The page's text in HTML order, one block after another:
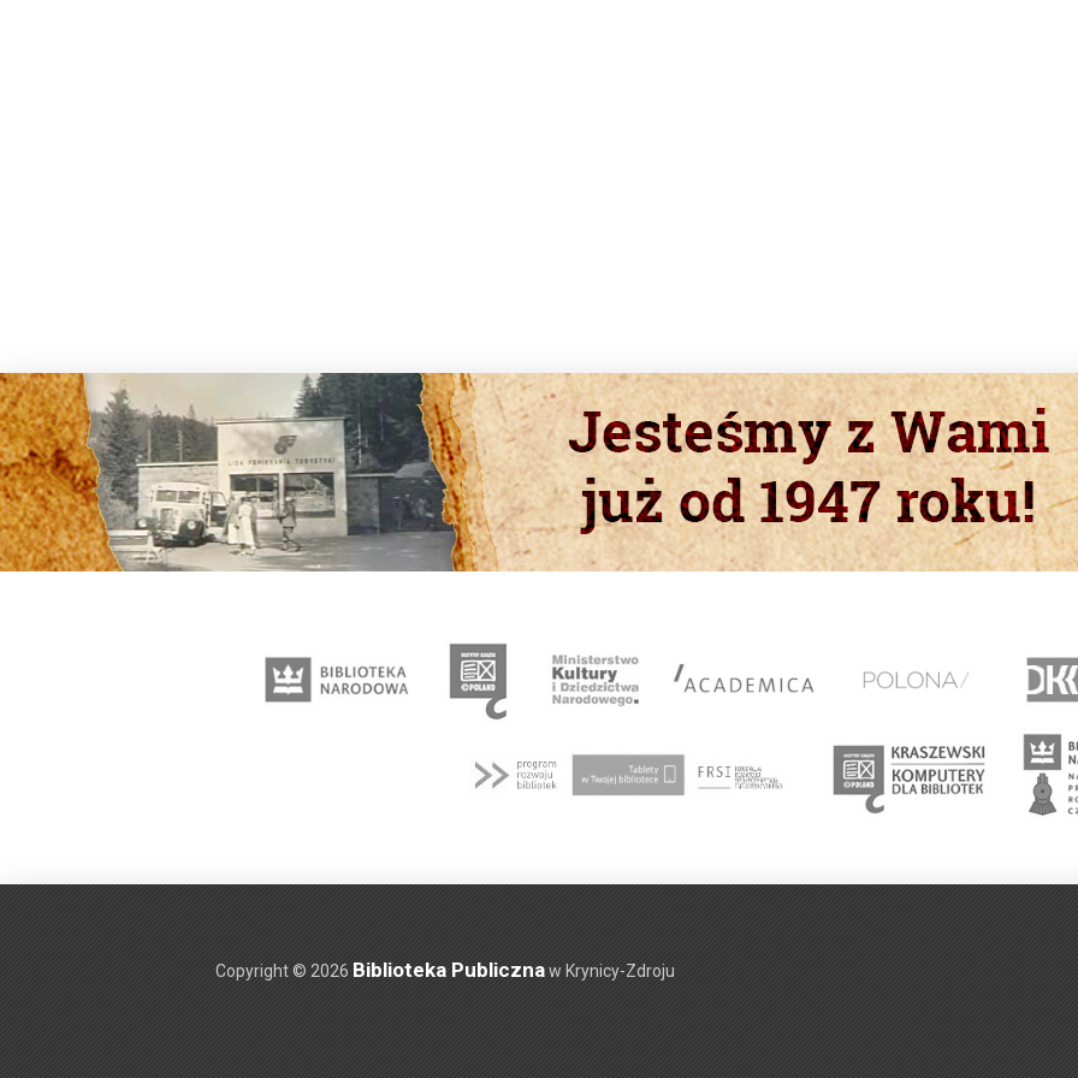
Copyright © 2026 Biblioteka Publicznaw Krynicy-Zdroju